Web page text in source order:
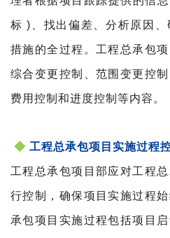
标 )、找出偏差、分析原因
措施的全过程。工程总承包
综合变更控制、范围变更控
费用控制和进度控制等内容。
◆ 工程总承包项目实施过程
工程总承包项目部应对工程
行控制，确保项目实施过程
承包项目实施过程包括项目